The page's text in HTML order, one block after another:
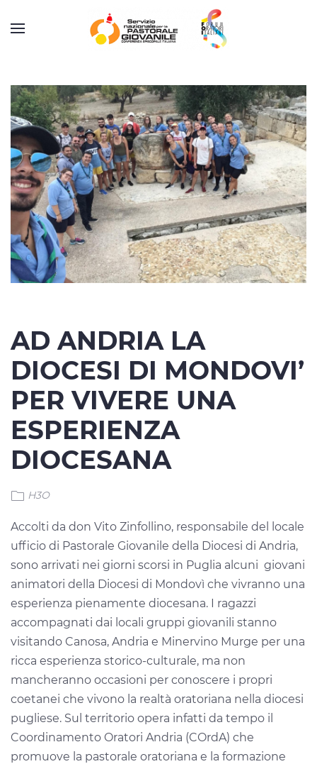
AD ANDRIA LA
DIOCESI DI MONDOVI’
PER VIVERE UNA
ESPERIENZA
DIOCESANA
H3O
Accolti da don Vito Zinfollino, responsabile del locale
ufficio di Pastorale Giovanile della Diocesi di Andria,
sono arrivati nei giorni scorsi in Puglia alcuni giovani
animatori della Diocesi di Mondovì che vivranno una
esperienza pienamente diocesana. I ragazzi
accompagnati dai locali gruppi giovanili stanno
visitando Canosa, Andria e Minervino Murge per una
ricca esperienza storico-culturale, ma non
mancheranno occasioni per conoscere i propri
coetanei che vivono la realtà oratoriana nella diocesi
pugliese. Sul territorio opera infatti da tempo il
Coordinamento Oratori Andria (COrdA) che
promuove la pastorale oratoriana e la formazione